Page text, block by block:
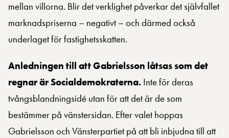
mellan villorna. Blir det verklighet påverkar det självfallet
marknadspriserna – negativt – och därmed också
underlaget för fastighetsskatten.
Anledningen till att Gabrielsson låtsas som det
regnar är Socialdemokraterna. Inte för deras
tvångsblandningsidé utan för att det är de som
bestämmer på vänstersidan. Efter valet hoppas
Gabrielsson och Vänsterpartiet på att bli inbjudna till att